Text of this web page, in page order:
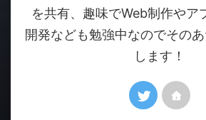
を共有、趣味でWeb制作やア
開発なども勉強中なのでその
します！